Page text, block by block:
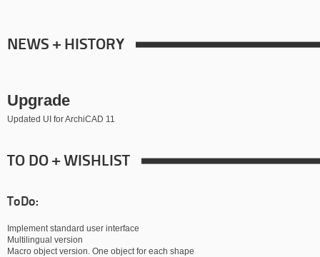
NEWS + HISTORY
Upgrade
Updated UI for ArchiCAD 11
TO DO + WISHLIST
ToDo:
Implement standard user interface
Multilingual version
Macro object version. One object for each shape